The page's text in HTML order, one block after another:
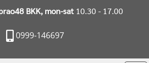
BKK, mon-sat10.30 - 17.00
0999-146697